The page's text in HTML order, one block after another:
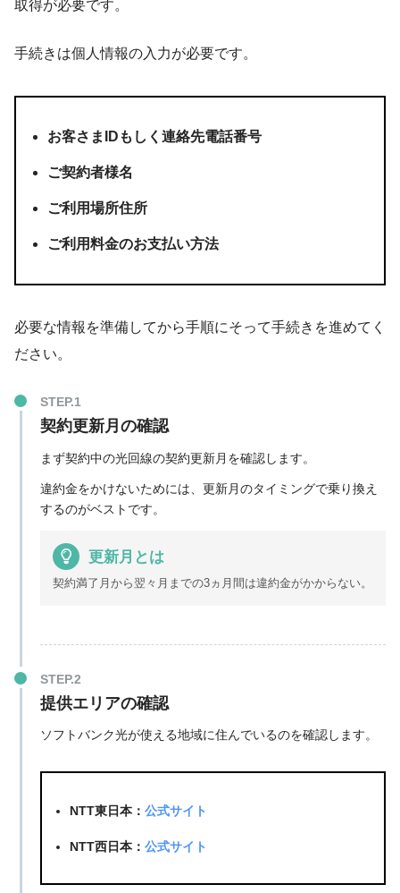
取得が必要です。
手続きは個人情報の入力が必要です。
お客さまIDもしく連絡先電話番号
ご契約者様名
ご利用場所住所
ご利用料金のお支払い方法
必要な情報を準備してから手順にそって手続きを進めてく
ださい。
契約更新月の確認
まず契約中の光回線の契約更新月を確認します。
違約金をかけないためには、 更新月のタイミングで乗り換え
するのがベスト です。
更新月とは
契約満了月から翌々月までの3ヵ月間は違約金がかからない。
提供エリアの確認
ソフトバンク光が使える地域に住んでいるのを確認します。
NTT東日本：公式サイト
NTT西日本：公式サイト